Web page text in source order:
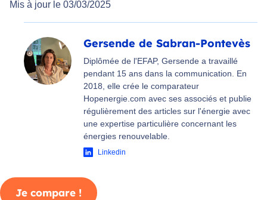
Mis à jour le 03/03/2025
Gersende de Sabran-Pontevès
Diplômée de l'EFAP, Gersende a travaillé
pendant 15 ans dans la communication. En
2018, elle crée le comparateur
Hopenergie.com avec ses associés et publie
régulièrement des articles sur l'énergie avec
une expertise particulière concernant les
énergies renouvelable.
Linkedin
Je compare !